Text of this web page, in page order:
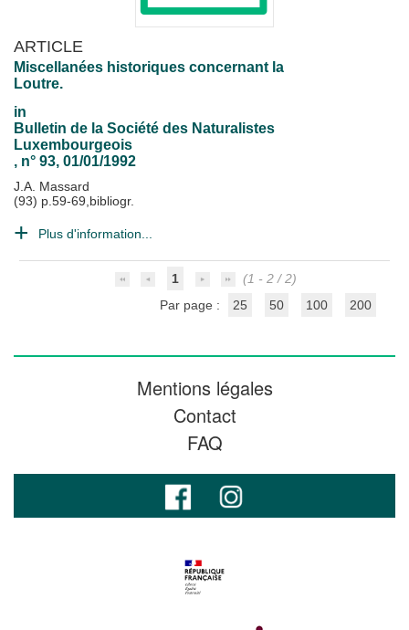
ARTICLE
Miscellanées historiques concernant la
Loutre.
in
Bulletin de la Société des Naturalistes
Luxembourgeois
, n° 93, 01/01/1992
J.A. Massard
(93) p.59-69,bibliogr.
Plus d'information...
1
(1 - 2 / 2)
Par page :
25 50 100 200
Mentions légales
Contact
FAQ